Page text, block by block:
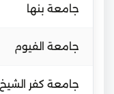
جامعة بنها
جامعة الفيوم
جامعة كفر الشيخ